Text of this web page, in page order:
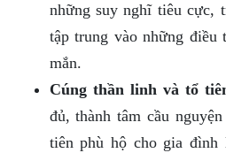
những suy nghĩ tiêu cực,
tập trung vào những điều
mắn.
Cúng thần linh và tổ
đủ, thành tâm cầu
tiên phù hộ cho gia đình